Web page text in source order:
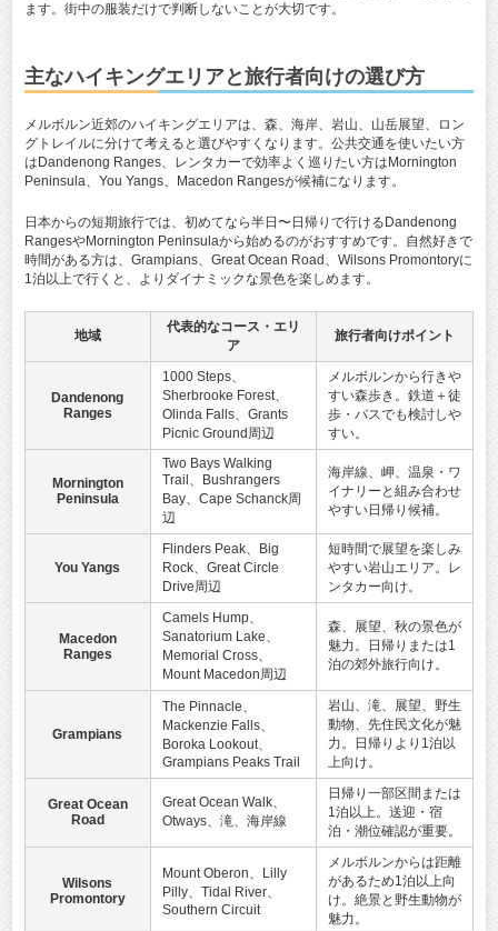
ます。街中の服装だけで判断しないことが大切です。
主なハイキングエリアと旅行者向けの選び方
メルボルン近郊のハイキングエリアは、森、海岸、岩山、山岳展望、ロン
グトレイルに分けて考えると選びやすくなります。公共交通を使いたい方
はDandenong Ranges、レンタカーで効率よく巡りたい方はMornington
Peninsula、You Yangs、Macedon Rangesが候補になります。
日本からの短期旅行では、初めてなら半日〜日帰りで行けるDandenong
RangesやMornington Peninsulaから始めるのがおすすめです。自然好きで
時間がある方は、Grampians、Great Ocean Road、Wilsons Promontoryに
1泊以上で行くと、よりダイナミックな景色を楽しめます。
地域
代表的なコース・エリ
ア
旅行者向けポイント
Dandenong
Ranges
1000 Steps、
Sherbrooke Forest、
Olinda Falls、Grants
Picnic Ground周辺
メルボルンから行きや
すい森歩き。鉄道＋徒
歩・バスでも検討しや
すい。
Mornington
Peninsula
Two Bays Walking
Trail、Bushrangers
Bay、Cape Schanck周
辺
海岸線、岬、温泉・ワ
イナリーと組み合わせ
やすい日帰り候補。
You Yangs
Flinders Peak、Big
Rock、Great Circle
Drive周辺
短時間で展望を楽しみ
やすい岩山エリア。レ
ンタカー向け。
Macedon
Ranges
Camels Hump、
Sanatorium Lake、
Memorial Cross、
Mount Macedon周辺
森、展望、秋の景色が
魅力。日帰りまたは1
泊の郊外旅行向け。
Grampians
The Pinnacle、
Mackenzie Falls、
Boroka Lookout、
Grampians Peaks Trail
岩山、滝、展望、野生
動物、先住民文化が魅
力。日帰りより1泊以
上向け。
Great Ocean
Road
Great Ocean Walk、
Otways、滝、海岸線
日帰り一部区間または
1泊以上。送迎・宿
泊・潮位確認が重要。
Wilsons
Promontory
Mount Oberon、Lilly
Pilly、Tidal River、
Southern Circuit
メルボルンからは距離
があるため1泊以上向
け。絶景と野生動物が
魅力。